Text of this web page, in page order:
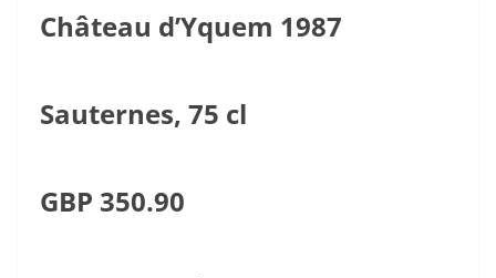
Château d’Yquem 1987
Sauternes, 75 cl
GBP 350.90